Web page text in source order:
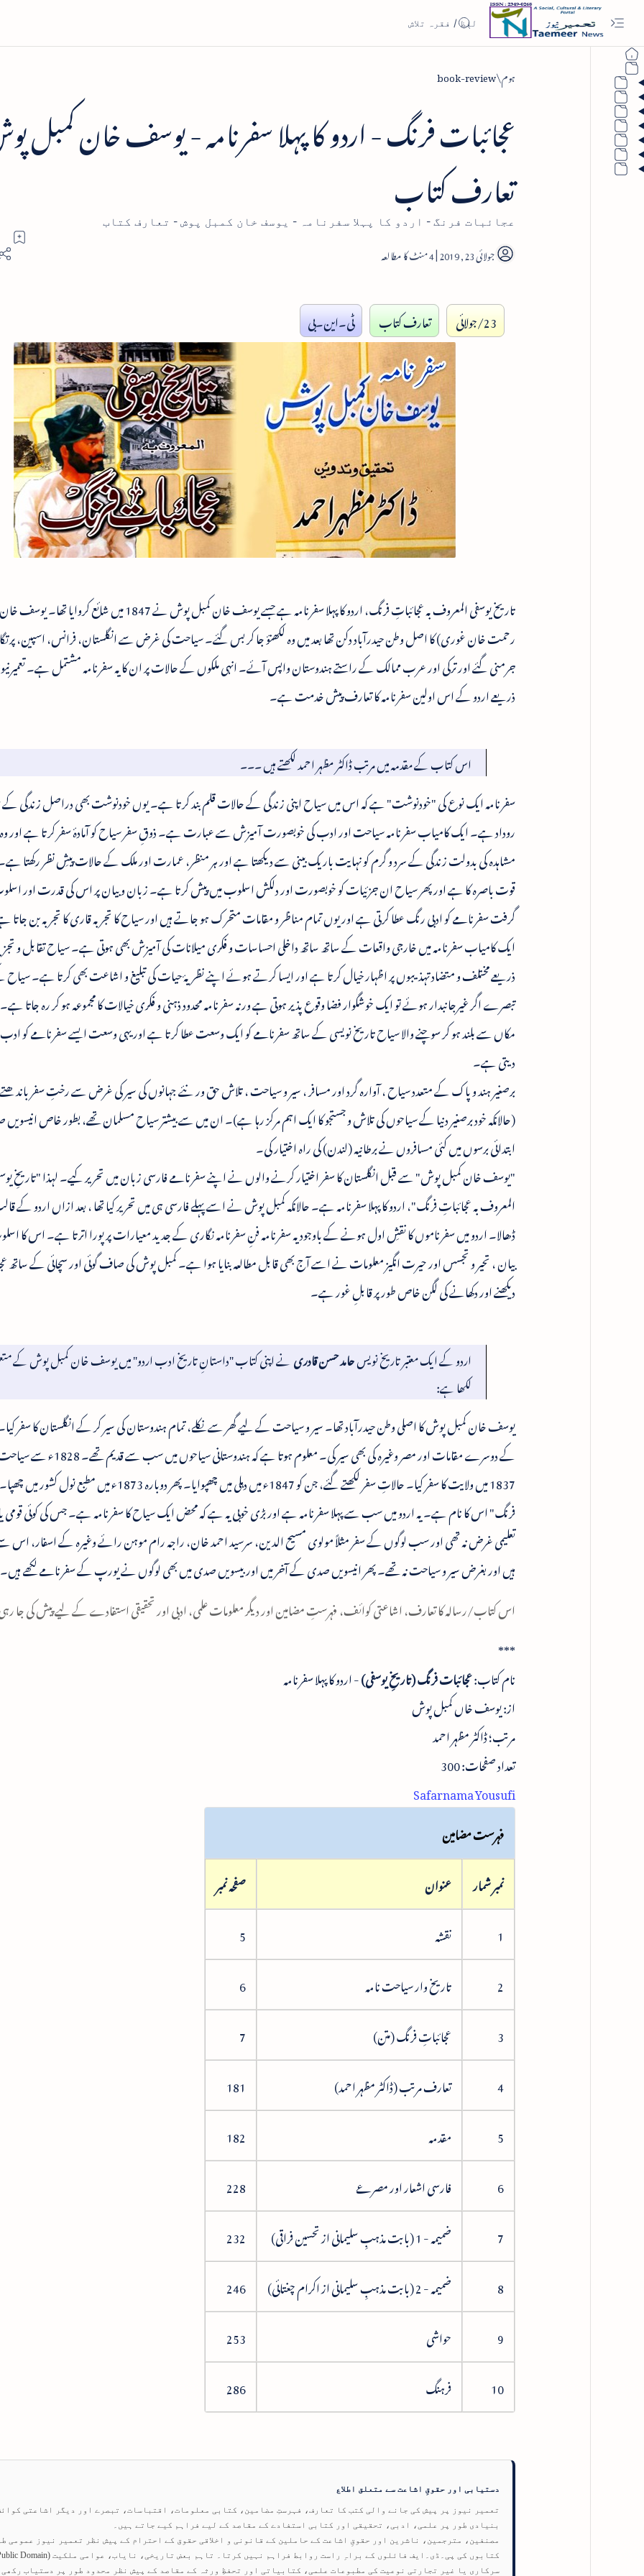
ہوم book-review
عجائبات فرنگ - اردو کا پہلا سفرنامہ - یوسف خان کمبل
تعارف کتاب
عجائبات فرنگ - اردو کا پہلا سفرنامہ - یوسف خان کمبل پوش - تعارف کتاب
4
23/جولائی تعارف کتاب ٹی۔این۔بی
تاریخ یوسفی المعروف بہ عجائباتِ فرنگ، اردو کا پہلا سفرنامہ ہے جسے یوسف خان کمبل پوش نے 1847
رحمت خان غوری) کا اصل وطن حیدرآباد دکن تھا بعد میں وہ لکھنؤ جا کر بس گئے۔ سیاحت کی غرض سے انگلستان، فرانس، اسپین،
جرمنی گئے اور ترکی اور عرب ممالک کے راستے ہندوستان واپس آئے۔ انہی ملکوں کے حالات پر ان کا یہ سفرنامہ مشتمل ہے۔
ذریعے اردو کے اس اولین سفرنامہ کا تعارف پیش خدمت ہے۔
اس کتاب کے مقدمہ میں مرتب ڈاکٹر مظہر احمد لکھتے ہیں ۔۔۔
سفرنامہ ایک نوع کی "خودنوشت" ہے کہ اس میں سیاح اپنی زندگی کے حالات قلم بند کرتا ہے۔ یوں خودنوشت بھی دراصل زندگی کے
روداد ہے۔ ایک کامیاب سفرنامہ سیاحت اور ادب کی خوبصورت آمیزش سے عبارت ہے۔ ذوقِ سفر سیاح کو آمادۂ سفر کرتا ہے اور
مشاہدہ کی بدولت زندگی کے سرد و گرم کو نہایت باریک بینی سے دیکھتا ہے اور ہر منظر، عمارت اور ملک کے حالات پیشِ نظر رکھتا
قوت باصرہ کا ہے اور پھر سیاح ان جزئیات کو خوبصورت اور دلکش اسلوب میں پیش کرتا ہے۔ زبان و بیان پر اس کی قدرت اور
گرفت سفرنامے کو ادبی رنگ عطا کرتی ہے اور یوں تمام مناظر و مقامات متحرک ہو جاتے ہیں اور سیاح کا تجربہ قاری کا تجربہ بن
ایک کامیاب سفرنامہ میں خارجی واقعات کے ساتھ ساتھ داخلی احساسات و فکری میلانات کی آمیزش بھی ہوتی ہے۔ سیاح تقابل و
ذریعے مختلف و متضاد تہذیبوں پر اظہار خیال کرتا ہے اور ایسا کرتے ہوئے اپنے نظریۂ حیات کی تبلیغ و اشاعت بھی کرتا ہے۔ سیاح
تبصرے اگر غیرجانبدار ہوئے تو ایک خوشگوار فضا وقوع پذیر ہوتی ہے ورنہ سفرنامہ محدود ذہنی و فکری خیالات کا مجموعہ ہو کر رہ جاتا
مکاں سے بلند ہو کر سوچنے والا سیاح تاریخ نویسی کے ساتھ سفرنامے کو ایک وسعت عطا کرتا ہے اور یہی وسعت ایسے سفرنامے کو ادب
دیتی ہے۔
برصغیر ہند و پاک کے متعدد سیاح ، آوارہ گرد اور مسافر ، سیر و سیاحت ، تلاش حق ور نئے جہانوں کی سیر کی غرض سے رختِ سفر
(حالانکہ خود برصغیر دنیا کے سیاحوں کی تلاش و جستجو کا ایک اہم مرکز رہا ہے)۔ ان میں سے بیشتر سیاح مسلمان تھے، بطور خاص
ابتدائی برسوں میں کئی مسافروں نے برطانیہ (لندن) کی راہ اختیار کی۔
"یوسف خان کمبل پوش" سے قبل انگلستان کا سفر اختیار کرنے والوں نے اپنے سفرنامے فارسی زبان میں تحریر کیے۔ لہذا "تاریخِ
المعروف بہ عجائباتِ فرنگ"، اردو کا پہلا سفرنامہ ہے۔ حالانکہ کمبل پوش نے اسے پہلے فارسی ہی میں تحریر کیا تھا ، بعد ازاں اردو کے
ڈھالا۔ اردو میں سفرناموں کا نقشِ اول ہونے کے باوجود یہ سفرنامہ فنِ سفرنامہ نگاری کے جدید معیارات پر پورا اترتا ہے۔ اس کا
بیان ، تحیر و تجسس اور حیرت انگیز معلومات نے اسے آج بھی قابل مطالعہ بنایا ہوا ہے۔ کمبل پوش کی صاف گوئی اور سچائی کے ساتھ
دیکھنے اور دکھانے کی لگن خاص طور پر قابلِ غور ہے۔
اردو کے ایک معتبر تاریخ نویسحامد حسن قادرینے اپنی کتاب "داستانِ تاریخ ادب اردو" میں یوسف خان کمبل پوش کے
لکھا ہے:
یوسف خان کمبل پوش کا اصلی وطن حیدرآباد تھا۔ سیر و سیاحت کے لیے گھر سے نکلے، تمام ہندوستان کی سیر کر کے انگلستان کا سفر
کے دوسرے مقامات اور مصر وغیرہ کی بھی سیر کی۔ معلوم ہوتا ہے
1837 میں ولایت کا سفر کیا۔ حالاتِ سفر لکھتے گئے، جن کو 1847ء میں دہلی میں چھپوایا۔ پھر دوبارہ
فرنگ" اس کا نام ہے۔ یہ اردو میں سب سے پہلا سفرنامہ ہے اور بڑی خوبی یہ ہے کہ محض ایک سیاح کا سفرنامہ ہے۔ جس کی کوئی قومی یا
تعلیمی غرض نہ تھی اور سب لوگوں کے سفر مثلاً مولوی مسیح الدین، سرسید احمد خان، راجہ رام موہن رائے وغیرہ کے اسفار، اس
ہیں اور بغرض سیر و سیاحت نہ تھے۔ پھر انیسویں صدی کے آخر میں اور بیسویں صدی میں بھی لوگوں نے یورپ کے سفرنامے لکھے ہیں۔
اس کتاب/رسالہ کا تعارف، اشاعتی کوائف، فہرستِ مضامین اور دیگر معلومات علمی، ادبی اور تحقیقی استفادے کے لیے پیش کی جا
***
نام کتاب:عجائبات فرنگ (تاریخِ یوسفی)- اردو کا پہلا سفرنامہ
از: یوسف خاں کمبل پوش
مرتب؛ ڈاکٹر مظہر احمد
تعداد صفحات: 300
Safarnama Yousufi
فہرست مضامین
نمبر شمار
عنوان
صفحہ نمبر
1
نقشہ
5
2
تاریخ وار سیاحت نامہ
6
3
عجائباتِ فرنگ (متن)
7
4
تعارف مرتب (ڈاکٹر مظہر احمد)
181
5
مقدمہ
182
6
فارسی اشعار اور مصرعے
228
7
ضمیمہ - 1 (بابت مذہبِ سلیمانی از تحسین فراقی)
232
8
ضمیمہ - 2 (بابت مذہبِ سلیمانی از اکرام چغتائی)
246
9
حواشی
253
10
فرہنگ 286
دستیابی اور حقوقِ اشاعت سے متعلق اطلاع
تعمیر نیوز پر پیش کی جانے والی کتب کا تعارف، فہرستِ مضامین، کتابی معلومات، اقتباسات، تبصرے اور دیگر اشاعتی
بنیادی طور پر علمی، ادبی، تحقیقی اور کتابی استفادے کے مقاصد کے لیے فراہم کیے جاتے ہیں۔
مصنفین، مترجمین، ناشرین اور حقوقِ اشاعت کے حاملین کے قانونی و اخلاقی حقوق کے احترام کے پیش نظر تعمیر نیوز عمومی
سرکاری یا غیر تجارتی نوعیت کی مطبوعات علمی، کتابیاتی اور تحفظِ ورثہ کے مقاصد کے پیش نظر محدود طور پر دستیاب رکھی